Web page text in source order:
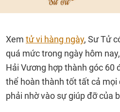
Xem tử vi hàng ngày, Sư Tử
quá mức trong ngày hôm
Hải Vương hợp thành góc 60
thể hoàn thành tốt tất cả mọi
phải nhờ vào sự giúp đỡ của